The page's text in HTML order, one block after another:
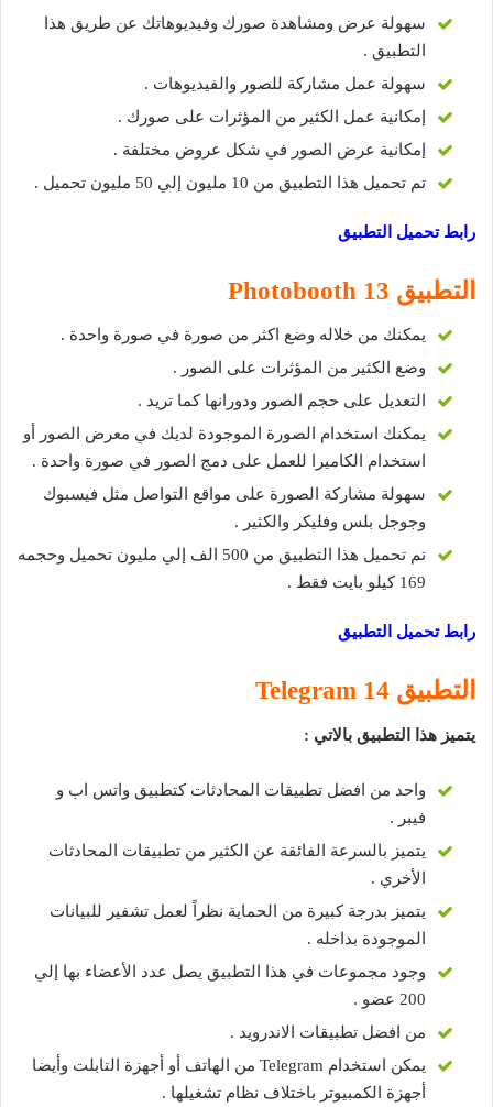
سهولة عرض ومشاهدة صورك وفيديوهاتك عن طريق هذا
التطبيق .
سهولة عمل مشاركة للصور والفيديوهات .
إمكانية عمل الكثير من المؤثرات على صورك .
إمكانية عرض الصور في شكل عروض مختلفة .
تم تحميل هذا التطبيق من 10 مليون إلي 50 مليون تحميل .
رابط تحميل التطبيق
التطبيق 13 Photobooth
يمكنك من خلاله وضع اكثر من صورة في صورة واحدة .
وضع الكثير من المؤثرات على الصور .
التعديل على حجم الصور ودورانها كما تريد .
يمكنك استخدام الصورة الموجودة لديك في معرض الصور أو
استخدام الكاميرا للعمل على دمج الصور في صورة واحدة .
سهولة مشاركة الصورة على مواقع التواصل مثل فيسبوك
وجوجل بلس وفليكر والكثير .
تم تحميل هذا التطبيق من 500 الف إلي مليون تحميل وحجمه
169 كيلو بايت فقط .
رابط تحميل التطبيق
التطبيق 14 Telegram
يتميز هذا التطبيق بالاتي :
واحد من افضل تطبيقات المحادثات كتطبيق واتس اب و
فيبر .
يتميز بالسرعة الفائقة عن الكثير من تطبيقات المحادثات
الأخري .
يتميز بدرجة كبيرة من الحماية نظراً لعمل تشفير للبيانات
الموجودة بداخله .
وجود مجموعات في هذا التطبيق يصل عدد الأعضاء بها إلي
200 عضو .
من افضل تطبيقات الاندرويد .
يمكن استخدام Telegram من الهاتف أو أجهزة التابلت وأيضا
أجهزة الكمبيوتر باختلاف نظام تشغيلها .